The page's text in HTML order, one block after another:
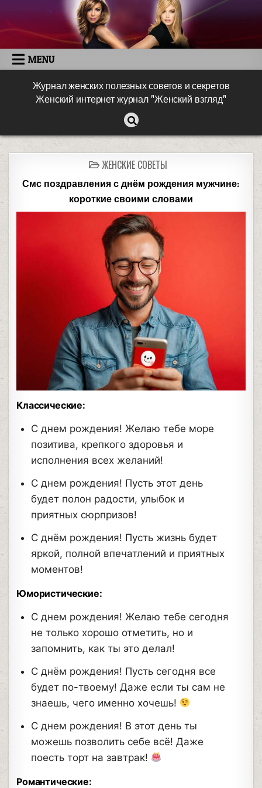
MENU
Журнал женских полезных советов и секретов
Женский интернет журнал "Женский взгляд"
ЖЕНСКИЕ СОВЕТЫ
Смс поздравления с днём рождения мужчине:
короткие своими словами
Классические:
С днем рождения! Желаю тебе море
позитива, крепкого здоровья и
исполнения всех желаний!
С днем рождения! Пусть этот день
будет полон радости, улыбок и
приятных сюрпризов!
С днём рождения! Пусть жизнь будет
яркой, полной впечатлений и приятных
моментов!
Юмористические:
С днем рождения! Желаю тебе сегодня
не только хорошо отметить, но и
запомнить, как ты это делал!
С днём рождения! Пусть сегодня все
будет по-твоему! Даже если ты сам не
знаешь, чего именно хочешь!
С днем рождения! В этот день ты
можешь позволить себе всё! Даже
поесть торт на завтрак!
Романтические: